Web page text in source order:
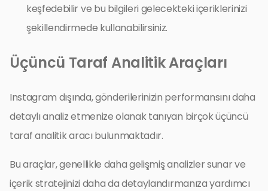
keşfedebilir ve bu bilgileri gelecekteki içeriklerinizi
şekillendirmede kullanabilirsiniz.
Üçüncü Taraf Analitik Araçları
Instagram dışında, gönderilerinizin performansını daha
detaylı analiz etmenize olanak tanıyan birçok üçüncü
taraf analitik aracı bulunmaktadır.
Bu araçlar, genellikle daha gelişmiş analizler sunar ve
içerik stratejinizi daha da detaylandırmanıza yardımcı